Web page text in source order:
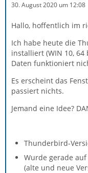
30. August 2020 um 12:08
Hallo, hoffentlich im
Ich habe heute die
installiert (WIN 10,
Daten funktioniert
Es erscheint das
passiert nichts.
Jemand eine Idee?
Thunderbird-
Wurde gerade
(alte und neue